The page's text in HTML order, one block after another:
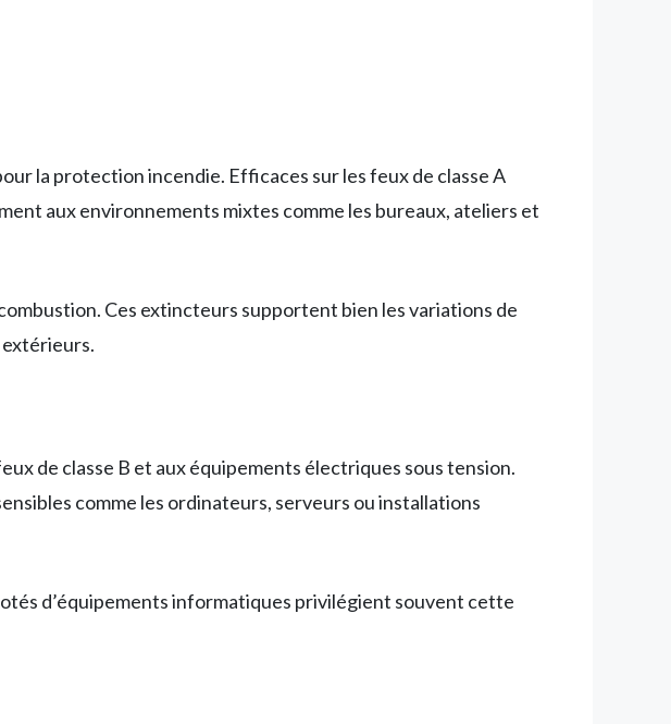
la protection incendie. Efficaces sur les feux de classe A
aux environnements mixtes comme les bureaux, ateliers et
Ces extincteurs supportent bien les variations de
de classe B et aux équipements électriques sous tension.
comme les ordinateurs, serveurs ou installations
d’équipements informatiques privilégient souvent cette